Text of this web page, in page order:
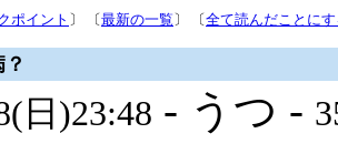
ポイント 〕 〔最新の一覧 〕 〔全て読んだことに
日)23:48 - うつ -